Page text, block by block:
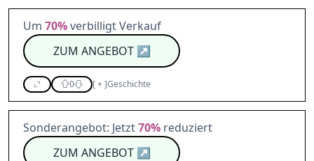
Um 70%verbilligt Verkauf
ZUM ANGEBOT↗
0 [+]Geschichte
Sonderangebot: Jetzt70% reduziert
ZUM ANGEBOT↗